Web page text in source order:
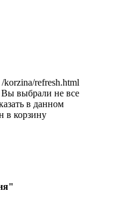
/korzina/refresh.html
Вы выбрали не все
в данном
в корзину